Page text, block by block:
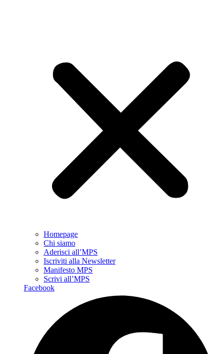
Homepage
Chi siamo
Aderisci all’MPS
Iscriviti alla Newsletter
Manifesto MPS
Scrivi all’MPS
Facebook